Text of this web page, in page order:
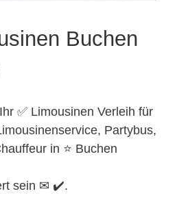
Buchen
✅ Limousinen Verleih für
Partybus,
in ⭐ Buchen
sein ✉ ✔️.